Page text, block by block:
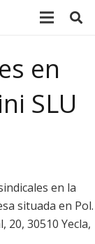
en
SLU
en la
situada en Pol.
20, 30510 Yecla,